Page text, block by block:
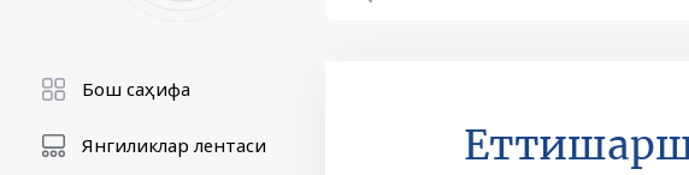
Бош саҳифа
Янгиликлар лентаси